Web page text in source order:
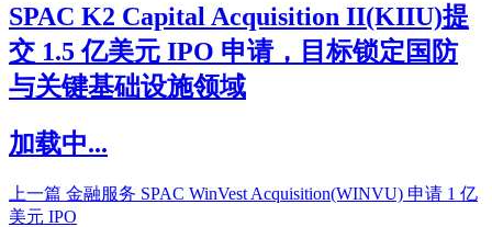
SPAC K2 Capital Acquisition II(KIIU)提
交 1.5 亿美元 IPO 申请，目标锁定国防
与关键基础设施领域
加载中...
上一篇 金融服务 SPAC WinVest Acquisition(WINVU) 申请 1 亿
美元 IPO